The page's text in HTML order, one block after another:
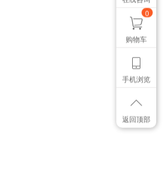
我有个想法
颜色管控讨论
0
购物车
手机浏览
返回顶部